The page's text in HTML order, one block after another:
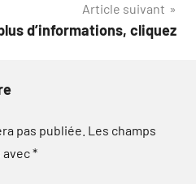
Article suivant
d’informations, cliquez
pas publiée. Les champs
*